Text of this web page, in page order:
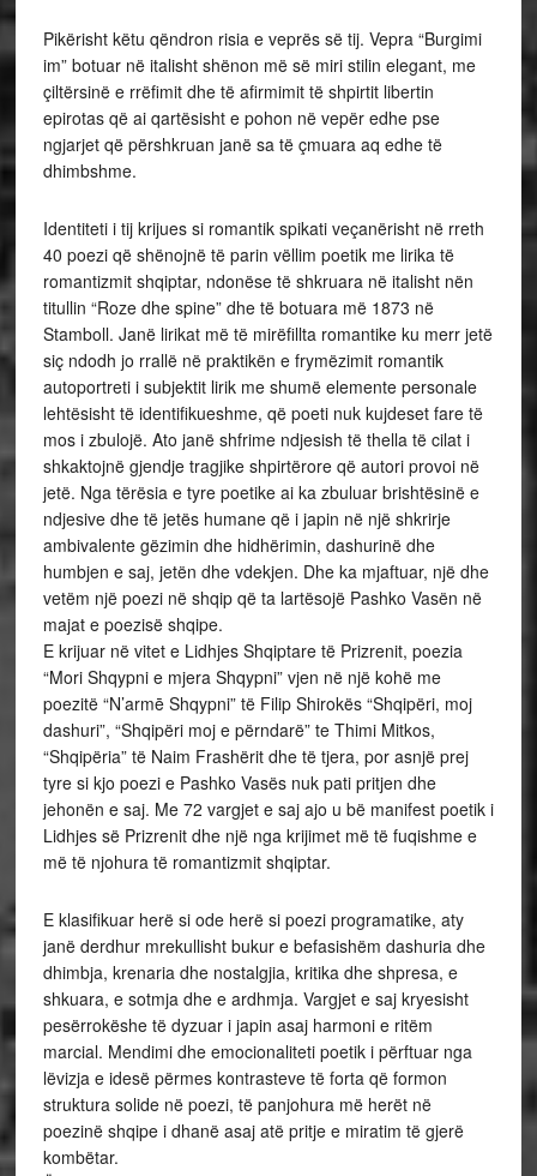
Pikërisht këtu qëndron risia e veprës së tij. Vepra “Burgimi
im” botuar në italisht shënon më së miri stilin elegant, me
çiltërsinë e rrëfimit dhe të afirmimit të shpirtit libertin
epirotas që ai qartësisht e pohon në vepër edhe pse
ngjarjet që përshkruan janë sa të çmuara aq edhe të
dhimbshme.
Identiteti i tij krijues si romantik spikati veçanërisht në rreth
40 poezi që shënojnë të parin vëllim poetik me lirika të
romantizmit shqiptar, ndonëse të shkruara në italisht nën
titullin “Roze dhe spine” dhe të botuara më 1873 në
Stamboll. Janë lirikat më të mirëfillta romantike ku merr jetë
siç ndodh jo rrallë në praktikën e frymëzimit romantik
autoportreti i subjektit lirik me shumë elemente personale
lehtësisht të identifikueshme, që poeti nuk kujdeset fare të
mos i zbulojë. Ato janë shfrime ndjesish të thella të cilat i
shkaktojnë gjendje tragjike shpirtërore që autori provoi në
jetë. Nga tërësia e tyre poetike ai ka zbuluar brishtësinë e
ndjesive dhe të jetës humane që i japin në një shkrirje
ambivalente gëzimin dhe hidhërimin, dashurinë dhe
humbjen e saj, jetën dhe vdekjen. Dhe ka mjaftuar, një dhe
vetëm një poezi në shqip që ta lartësojë Pashko Vasën në
majat e poezisë shqipe.
E krijuar në vitet e Lidhjes Shqiptare të Prizrenit, poezia
“Mori Shqypni e mjera Shqypni” vjen në një kohë me
poezitë “N’armē Shqypni” të Filip Shirokës “Shqipëri, moj
dashuri”, “Shqipëri moj e përndarë” te Thimi Mitkos,
“Shqipëria” të Naim Frashërit dhe të tjera, por asnjë prej
tyre si kjo poezi e Pashko Vasës nuk pati pritjen dhe
jehonën e saj. Me 72 vargjet e saj ajo u bë manifest poetik i
Lidhjes së Prizrenit dhe një nga krijimet më të fuqishme e
më të njohura të romantizmit shqiptar.
E klasifikuar herë si ode herë si poezi programatike, aty
janë derdhur mrekullisht bukur e befasishëm dashuria dhe
dhimbja, krenaria dhe nostalgjia, kritika dhe shpresa, e
shkuara, e sotmja dhe e ardhmja. Vargjet e saj kryesisht
pesërrokëshe të dyzuar i japin asaj harmoni e ritëm
marcial. Mendimi dhe emocionaliteti poetik i përftuar nga
lëvizja e idesë përmes kontrasteve të forta që formon
struktura solide në poezi, të panjohura më herët në
poezinë shqipe i dhanë asaj atë pritje e miratim të gjerë
kombëtar.